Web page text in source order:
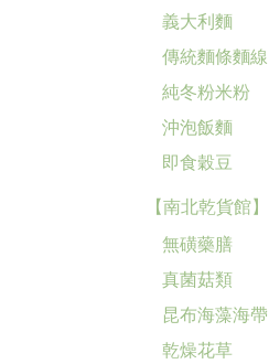
義大利麵
傳統麵條麵線
純冬粉米粉
沖泡飯麵
即食穀豆
【南北乾貨館】
無磺藥膳
真菌菇類
昆布海藻海帶
乾燥花草